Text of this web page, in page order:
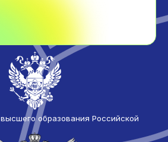
образования Российской